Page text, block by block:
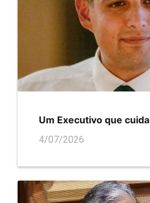
Um Executivo que cuida
4/07/2026